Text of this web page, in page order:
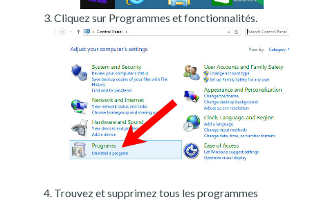
Cliquez sur Programmes et fonctionnalités.
Trouvez et supprimez tous les programmes